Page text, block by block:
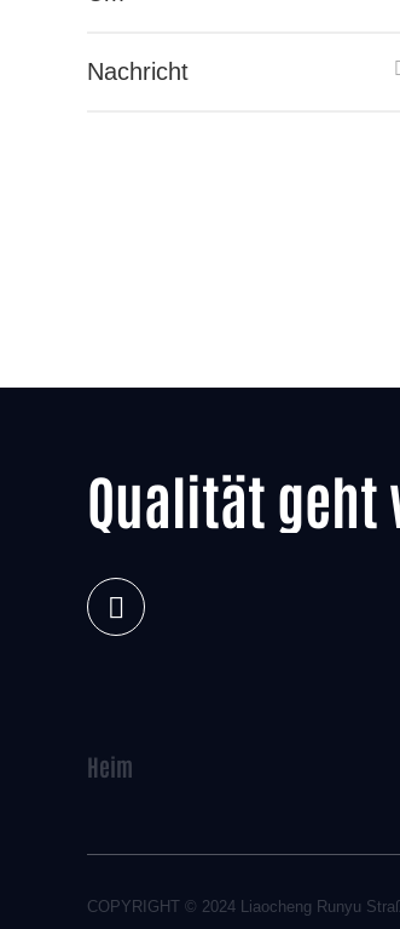
Nachricht
Qualität geht
Heim
COPYRIGHT © 2024 Liaocheng Runyu